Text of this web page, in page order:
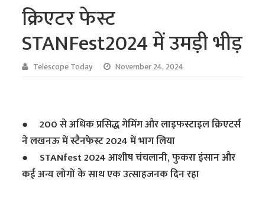
क्रिएटर फेस्ट
STANFest2024 में उमड़ी भीड़
Telescope Today November 24, 2024
●200 से अधिक प्रसिद्ध गेमिंग और लाइफस्टाइल क्रिएटर्स
ने लखनऊ में स्टैनफेस्ट 2024 में भाग लिया
● STANfest 2024 आशीष चंचलानी, फुकरा इंसान और
कई अन्य लोगों के साथ एक उत्साहजनक दिन रहा